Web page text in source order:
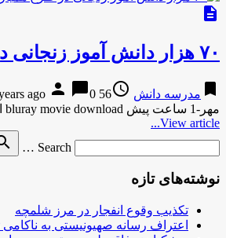
description
۷۰ هزار دانش آموز زنجانی در طرح همیار پلیس عید نوروز شرکت کردند
bookmark مدرسه دانش access_time
56 years ago
person chat_bubble0
مهر-1 ساعت پیش bluray movie download اسکای نیوز
View article...
Search …
نوشته‌های تازه
تکذیب وقوع انفجار در مرز شلمچه
اعتراف رسانه صهیونیستی به ناکامی